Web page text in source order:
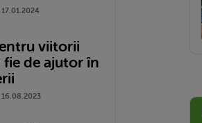
17.01.2024
viitorii
fie de ajutor în
16.08.2023